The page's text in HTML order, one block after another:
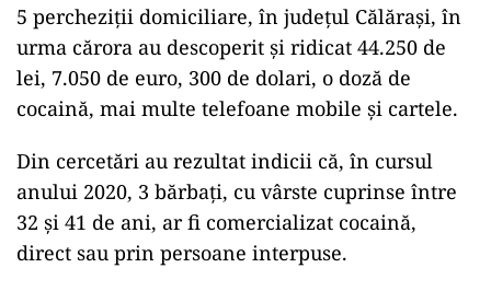
5 percheziții domiciliare, în județul Călărași, în
urma cărora au descoperit și ridicat 44.250 de
lei, 7.050 de euro, 300 de dolari, o doză de
cocaină, mai multe telefoane mobile și cartele.
Din cercetări au rezultat indicii că, în cursul
anului 2020, 3 bărbați, cu vârste cuprinse între
32 și 41 de ani, ar fi comercializat cocaină,
direct sau prin persoane interpuse.